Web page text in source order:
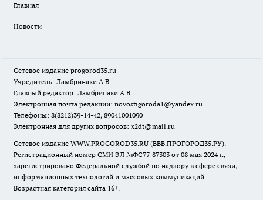
Главная
Новости
Сетевое издание progorod35.ru
Учредитель: Ламбринаки А.В.
Главный редактор: Ламбринаки А.В.
Электронная почта редакции: novostigoroda1@yandex.ru
Телефоны: 8(8212)39-14-42, 89041001090
Электронная для других вопросов: x2dt@mail.ru
Сетевое издание WWW.PROGOROD35.RU (ВВВ.ПРОГОРОД35.РУ).
Регистрационный номер СМИ ЭЛ №ФС77-87303 от 08 мая 2024 г.,
зарегистрировано Федеральной службой по надзору в сфере связи,
информационных технологий и массовых коммуникаций.
Возрастная категория сайта 16+.